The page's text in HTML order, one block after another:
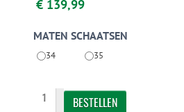
€ 139,99
MATEN SCHAATSEN
34 35